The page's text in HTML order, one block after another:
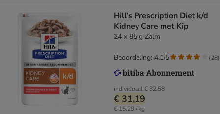
Hill’s Prescription Diet k/d
Kidney Care met Kip
24 x 85 g Zalm
individueel€ 32,58
€ 31,19
€ 15,29 / kg
Beoordeling: 4.1/5 (28)